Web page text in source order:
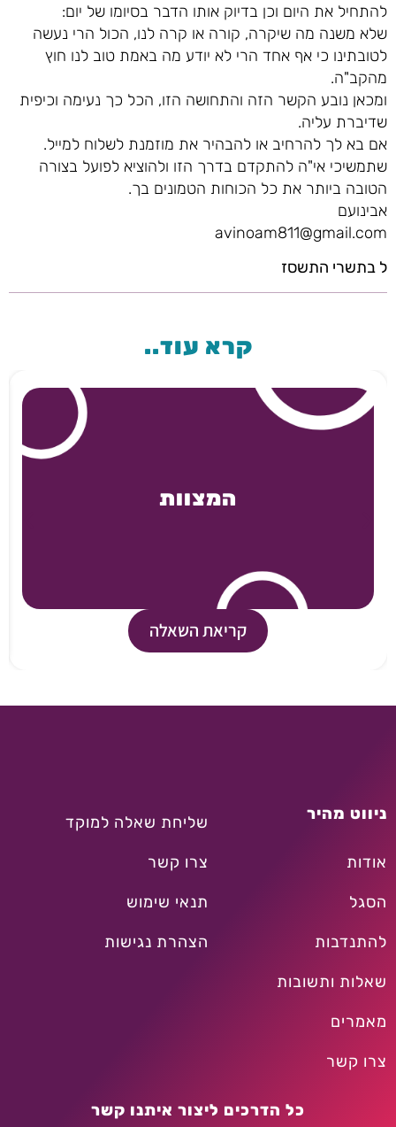
להתחיל את היום וכן בדיוק אותו הדבר בסיומו של יום:
שלא משנה מה שיקרה, קורה או קרה לנו, הכול הרי נעשה
לטובתינו כי אף אחד הרי לא יודע מה באמת טוב לנו חוץ
מהקב"ה.
ומכאן נובע הקשר הזה והתחושה הזו, הכל כך נעימה וכיפית
שדיברת עליה.
אם בא לך להרחיב או להבהיר את מוזמנת לשלוח למייל.
שתמשיכי אי"ה להתקדם בדרך הזו ולהוציא לפועל בצורה
הטובה ביותר את כל הכוחות הטמונים בך.
אבינועם
avinoam811@gmail.com
ל בתשרי התשסז
קרא עוד..
המצוות
קריאת השאלה
ניווט מהיר
אודות
הסגל
להתנדבות
שאלות ותשובות
מאמרים
צרו קשר
שליחת שאלה למוקד
צרו קשר
תנאי שימוש
הצהרת נגישות
כל הדרכים ליצור איתנו קשר